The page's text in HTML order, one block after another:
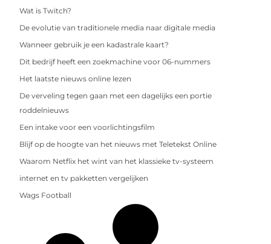
Wat is Twitch?
De evolutie van traditionele media naar digitale media
Wanneer gebruik je een kadastrale kaart?
Dit bedrijf heeft een zoekmachine voor 06-nummers
Het laatste nieuws online lezen
De verveling tegen gaan met een dagelijks een portie
roddelnieuws
Een intake voor een voorlichtingsfilm
Blijf op de hoogte van het nieuws met Teletekst Online
Waarom Netflix het wint van het klassieke tv-systeem
internet en tv pakketten vergelijken
Wags Football